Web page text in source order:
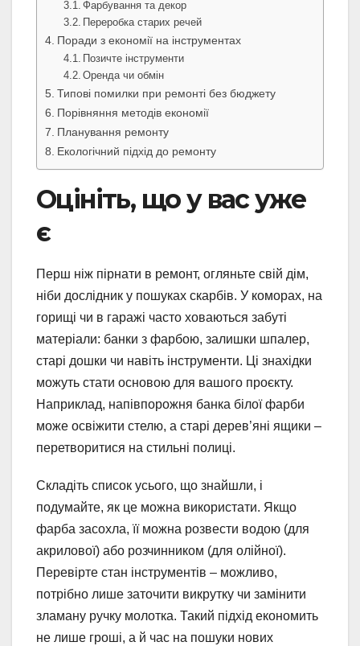
Фарбування та декор
Переробка старих речей
Поради з економії на інструментах
Позичте інструменти
Оренда чи обмін
Типові помилки при ремонті без бюджету
Порівняння методів економії
Планування ремонту
Екологічний підхід до ремонту
Оцініть, що у вас уже
є
Перш ніж пірнати в ремонт, огляньте свій дім,
ніби дослідник у пошуках скарбів. У коморах, на
горищі чи в гаражі часто ховаються забуті
матеріали: банки з фарбою, залишки шпалер,
старі дошки чи навіть інструменти. Ці знахідки
можуть стати основою для вашого проєкту.
Наприклад, напівпорожня банка білої фарби
може освіжити стелю, а старі дерев’яні ящики –
перетворитися на стильні полиці.
Складіть список усього, що знайшли, і
подумайте, як це можна використати. Якщо
фарба засохла, її можна розвести водою (для
акрилової) або розчинником (для олійної).
Перевірте стан інструментів – можливо,
потрібно лише заточити викрутку чи замінити
зламану ручку молотка. Такий підхід економить
не лише гроші, а й час на пошуки нових